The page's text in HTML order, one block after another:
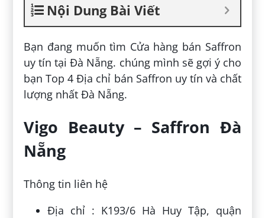
Nội Dung Bài Viết
Bạn đang muốn tìm Cửa hàng bán Saffron
uy tín tại Đà Nẵng. chúng mình sẽ gợi ý cho
bạn Top 4 Địa chỉ bán Saffron uy tín và chất
lượng nhất Đà Nẵng.
Vigo Beauty – Saffron Đà
Nẵng
Thông tin liên hệ
Địa chỉ : K193/6 Hà Huy Tập, quận